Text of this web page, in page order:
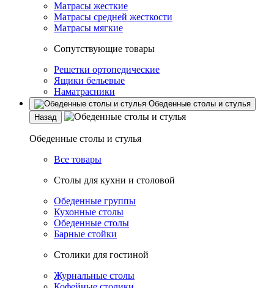
Матрасы жесткие
Матрасы средней жесткости
Матрасы мягкие
Сопутствующие товары
Решетки ортопедические
Ящики бельевые
Наматрасники
Обеденные столы и стулья
Назад
Обеденные столы и стулья
Все товары
Столы для кухни и столовой
Обеденные группы
Кухонные столы
Обеденные столы
Барные стойки
Столики для гостиной
Журнальные столы